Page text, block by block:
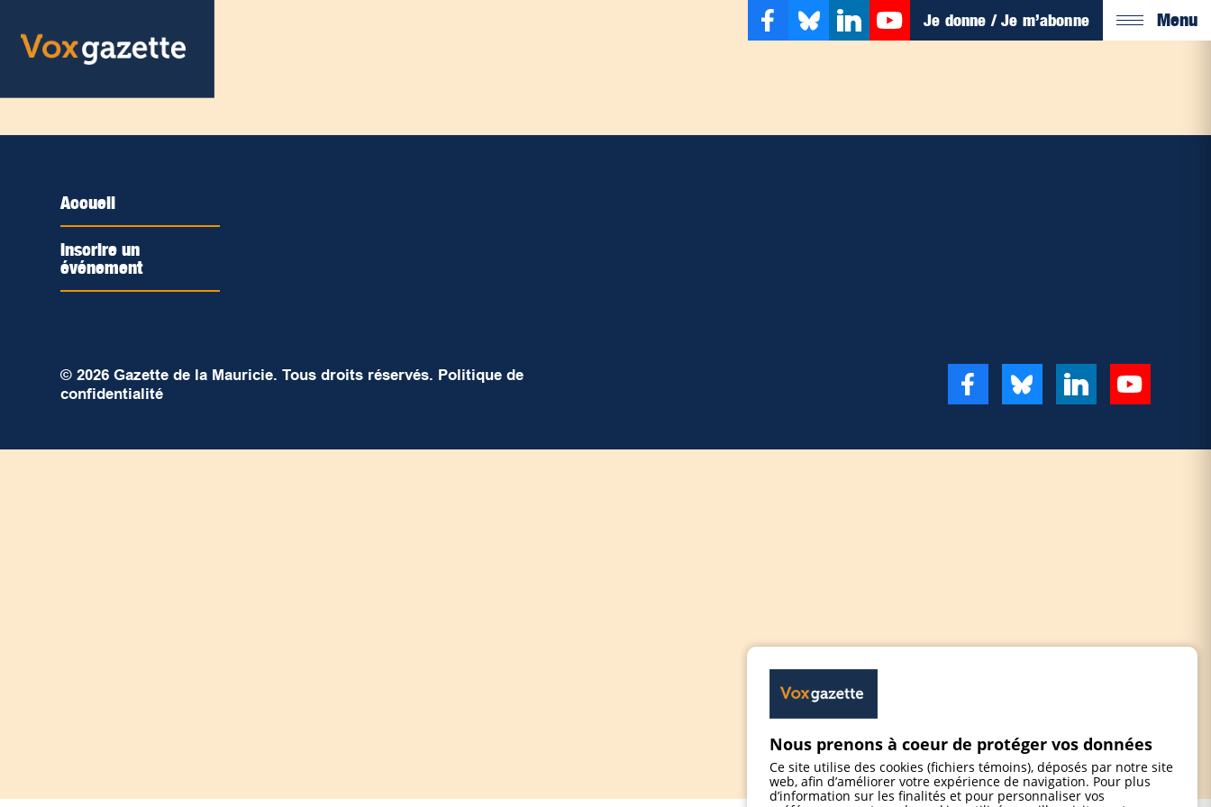
Je donne / Je m’abonne Menu
Accueil
Inscrire un
événement
© 2026 Gazette de la Mauricie. Tous droits réservés. Politique de
confidentialité
Nous prenons à coeur de protéger vos données
Ce site utilise des cookies (fichiers témoins), déposés par notre site
web, afin d’améliorer votre expérience de navigation. Pour plus
d’information sur les finalités et pour personnaliser vos